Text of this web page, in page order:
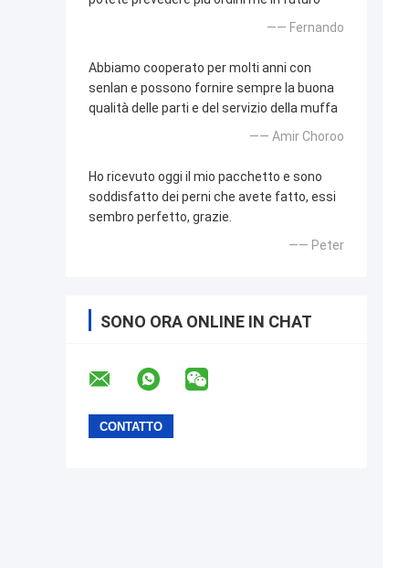
—— Fernando
Abbiamo cooperato per molti anni con
senlan e possono fornire sempre la buona
qualità delle parti e del servizio della muffa
—— Amir Choroo
Ho ricevuto oggi il mio pacchetto e sono
soddisfatto dei perni che avete fatto, essi
sembro perfetto, grazie.
—— Peter
SONO ORA ONLINE IN CHAT